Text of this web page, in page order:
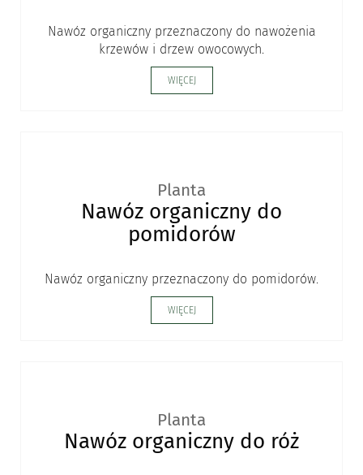
Nawóz organiczny przeznaczony do nawożenia
krzewów i drzew owocowych.
WIĘCEJ
Planta
Nawóz organiczny do
pomidorów
Nawóz organiczny przeznaczony do pomidorów.
WIĘCEJ
Planta
Nawóz organiczny do róż